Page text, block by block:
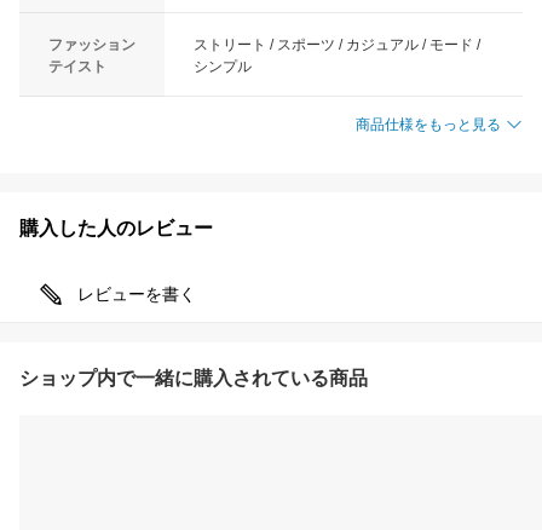
ファッション
テイスト
ストリート / スポーツ / カジュアル / モード /
シンプル
商品仕様をもっと見る
購入した人のレビュー
レビューを書く
ショップ内で一緒に購入されている商品